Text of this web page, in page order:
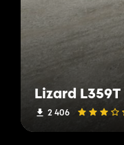
Lizard L359T
2 406